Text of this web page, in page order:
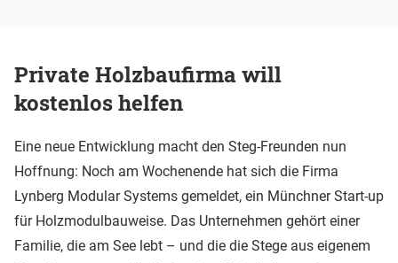
Private Holzbaufirma will
kostenlos helfen
Eine neue Entwicklung macht den Steg-Freunden nun
Hoffnung: Noch am Wochenende hat sich die Firma
Lynberg Modular Systems gemeldet, ein Münchner Start-up
für Holzmodulbauweise. Das Unternehmen gehört einer
Familie, die am See lebt – und die die Stege aus eigenem